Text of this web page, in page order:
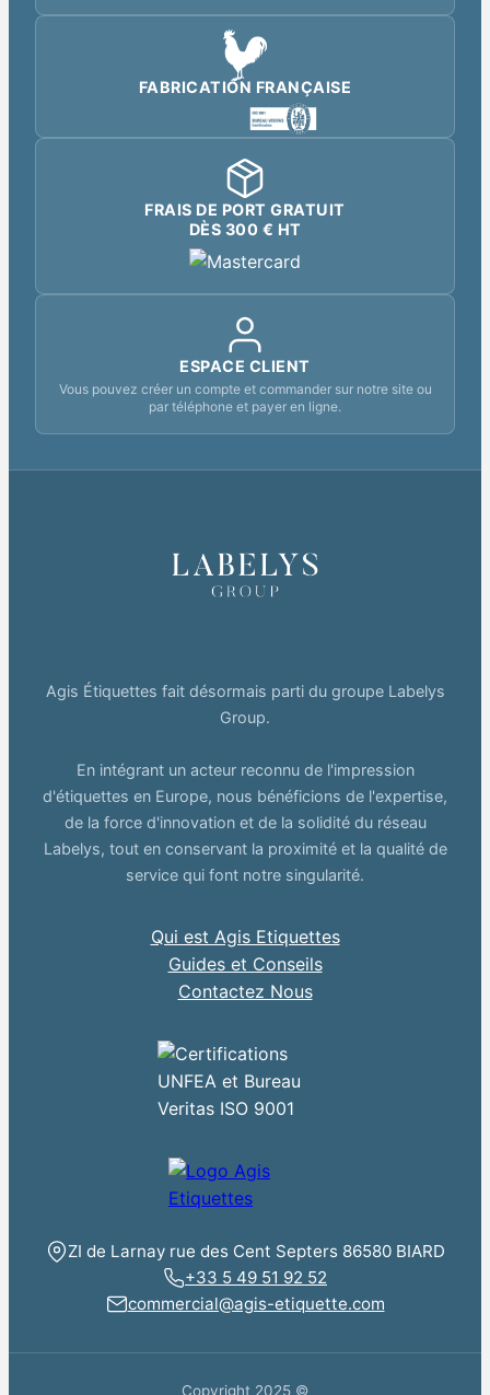
FABRICATION FRANÇAISE
FRAIS DE PORT GRATUIT
DÈS 300 € HT
ESPACE CLIENT
Vous pouvez créer un compte et commander sur notre site ou
par téléphone et payer en ligne.
Agis Étiquettes fait désormais parti du groupe Labelys
Group.
En intégrant un acteur reconnu de l'impression
d'étiquettes en Europe, nous bénéficions de l'expertise,
de la force d'innovation et de la solidité du réseau
Labelys, tout en conservant la proximité et la qualité de
service qui font notre singularité.
Qui est Agis Etiquettes
Guides et Conseils
Contactez Nous
ZI de Larnay rue des Cent Septers 86580 BIARD
+33 5 49 51 92 52
commercial@agis-etiquette.com
Copyright 2025 ©